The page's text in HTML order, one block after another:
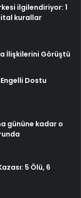
ilgilendiriyor: 1
kurallar
İlişkilerini Görüştü
Dostu
gününe kadar o
5 Ölü, 6